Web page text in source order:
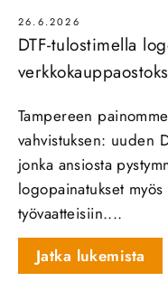
26.6.2026
DTF-tulostimella
Tampereen
vahvistuksen: uuden
jonka ansiosta
logopainatukset
työvaatteisiin....
Jatka lukemista